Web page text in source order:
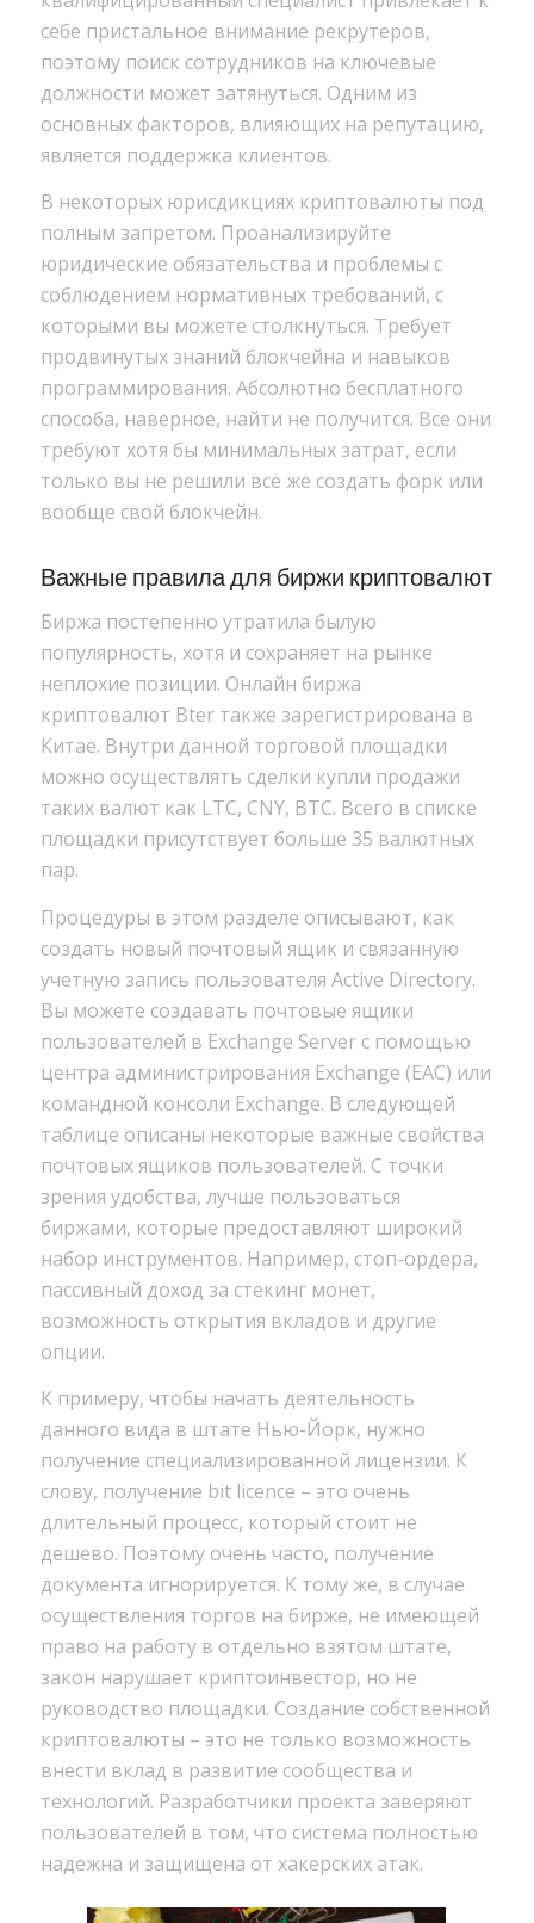
себе пристальное внимание рекрутеров,
поэтому поиск сотрудников на ключевые
должности может затянуться. Одним из
основных факторов, влияющих на репутацию,
является поддержка клиентов.
В некоторых юрисдикциях криптовалюты под
полным запретом. Проанализируйте
юридические обязательства и проблемы с
соблюдением нормативных требований, с
которыми вы можете столкнуться. Требует
продвинутых знаний блокчейна и навыков
программирования. Абсолютно бесплатного
способа, наверное, найти не получится. Все они
требуют хотя бы минимальных затрат, если
только вы не решили всё же создать форк или
вообще свой блокчейн.
Важные правила для биржи криптовалют
Биржа постепенно утратила былую
популярность, хотя и сохраняет на рынке
неплохие позиции. Онлайн биржа
криптовалют Bter также зарегистрирована в
Китае. Внутри данной торговой площадки
можно осуществлять сделки купли продажи
таких валют как LTC, CNY, ВТС. Всего в списке
площадки присутствует больше 35 валютных
пар.
Процедуры в этом разделе описывают, как
создать новый почтовый ящик и связанную
учетную запись пользователя Active Directory.
Вы можете создавать почтовые ящики
пользователей в Exchange Server с помощью
центра администрирования Exchange (EAC) или
командной консоли Exchange. В следующей
таблице описаны некоторые важные свойства
почтовых ящиков пользователей. С точки
зрения удобства, лучше пользоваться
биржами, которые предоставляют широкий
набор инструментов. Например, стоп-ордера,
пассивный доход за стекинг монет,
возможность открытия вкладов и другие
опции.
К примеру, чтобы начать деятельность
данного вида в штате Нью-Йорк, нужно
получение специализированной лицензии. К
слову, получение bit licence – это очень
длительный процесс, который стоит не
дешево. Поэтому очень часто, получение
документа игнорируется. К тому же, в случае
осуществления торгов на бирже, не имеющей
право на работу в отдельно взятом штате,
закон нарушает криптоинвестор, но не
руководство площадки. Создание собственной
криптовалюты – это не только возможность
внести вклад в развитие сообщества и
технологий. Разработчики проекта заверяют
пользователей в том, что система полностью
надежна и защищена от хакерских атак.